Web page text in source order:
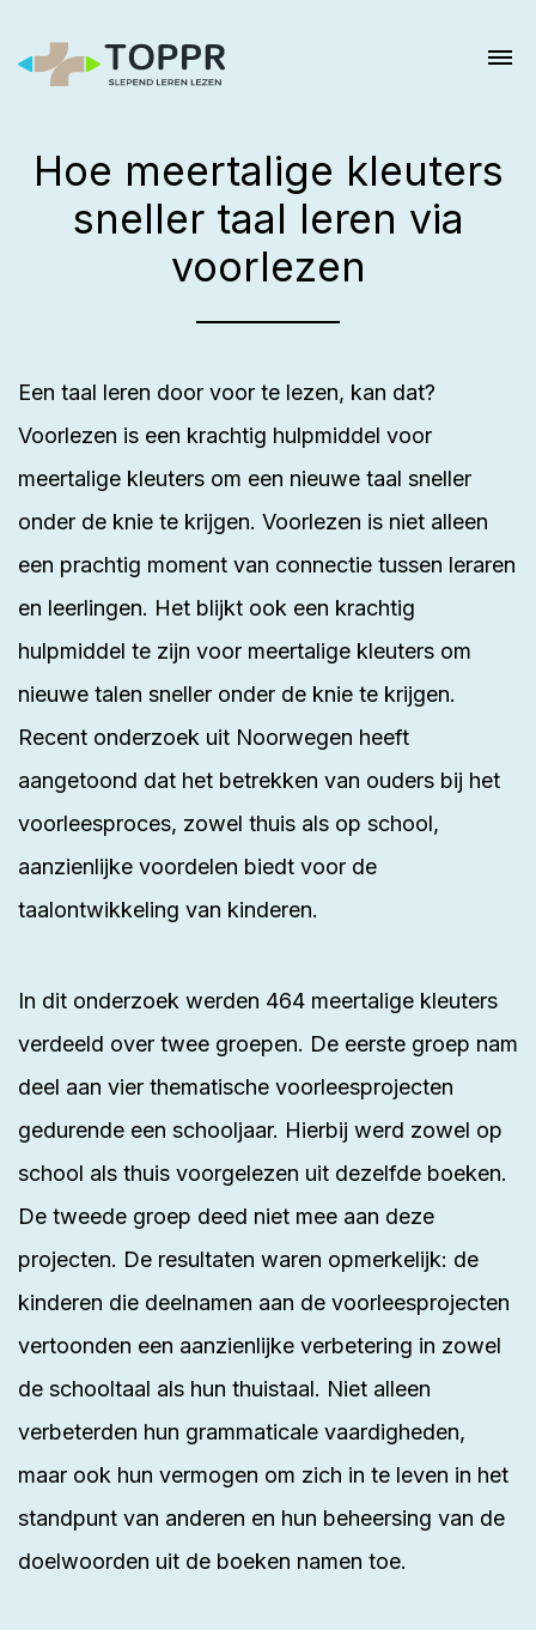
Hoe meertalige kleuters
sneller taal leren via
voorlezen
Een taal leren door voor te lezen, kan dat?
Voorlezen is een krachtig hulpmiddel voor
meertalige kleuters om een nieuwe taal sneller
onder de knie te krijgen. Voorlezen is niet alleen
een prachtig moment van connectie tussen leraren
en leerlingen. Het blijkt ook een krachtig
hulpmiddel te zijn voor meertalige kleuters om
nieuwe talen sneller onder de knie te krijgen.
Recent onderzoek uit Noorwegen heeft
aangetoond dat het betrekken van ouders bij het
voorleesproces, zowel thuis als op school,
aanzienlijke voordelen biedt voor de
taalontwikkeling van kinderen.
In dit onderzoek werden 464 meertalige kleuters
verdeeld over twee groepen. De eerste groep nam
deel aan vier thematische voorleesprojecten
gedurende een schooljaar. Hierbij werd zowel op
school als thuis voorgelezen uit dezelfde boeken.
De tweede groep deed niet mee aan deze
projecten. De resultaten waren opmerkelijk: de
kinderen die deelnamen aan de voorleesprojecten
vertoonden een aanzienlijke verbetering in zowel
de schooltaal als hun thuistaal. Niet alleen
verbeterden hun grammaticale vaardigheden,
maar ook hun vermogen om zich in te leven in het
standpunt van anderen en hun beheersing van de
doelwoorden uit de boeken namen toe.